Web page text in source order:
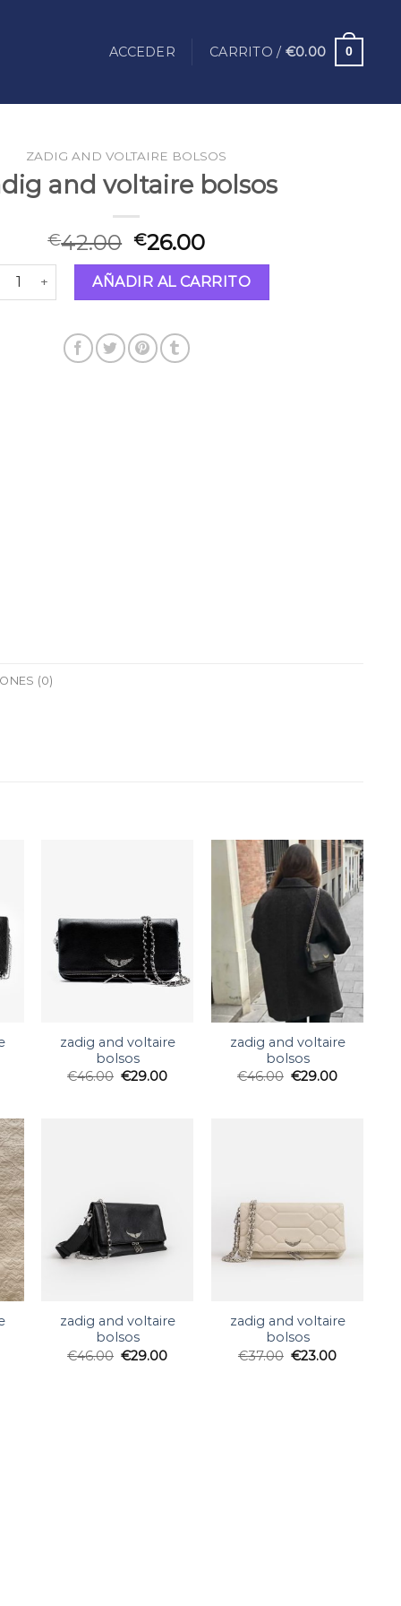
ACCEDER CARRITO / €0.00 0
ZADIG AND VOLTAIRE BOLSOS
and voltaire bolsos
€42.00 €26.00
and voltaire bolsos cantidad
AÑADIR AL CARRITO
(0)
zadig and voltaire
bolsos
€46.00 €29.00
zadig and voltaire
bolsos
€46.00 €29.00
zadig and voltaire
bolsos
€46.00 €29.00
zadig and voltaire
bolsos
€37.00 €23.00